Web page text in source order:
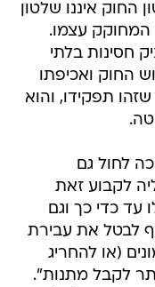
החוק איננו שלטון
המחוקק עצמו.
חסינות בלתי
החוק ואכיפתו
תפקידו, והוא
לחול גם
לקבוע זאת
עד כדי כך וגם
לבטל את עבירת
(או להחריג
לקבל מתנות".